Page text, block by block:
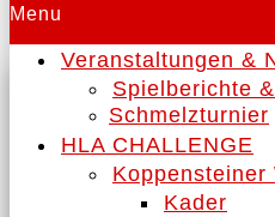
Menu
Veranstaltungen &
Spielberichte
Schmelzturnier
HLA CHALLENGE
Koppensteiner
Kader